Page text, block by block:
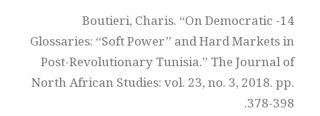
14- Boutieri, Charis. “On Democratic
Glossaries: “Soft Power” and Hard Markets in
Post-Revolutionary Tunisia.” The Journal of
North African Studies: vol. 23, no. 3, 2018. pp.
378-398.